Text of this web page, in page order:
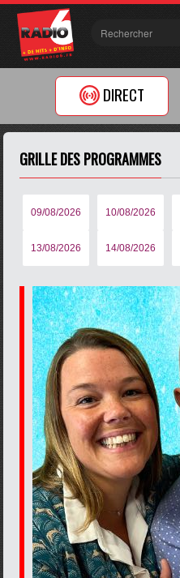
DIRECT
GRILLE DES PROGRAMMES
09/08/2026 10/08/2026
13/08/2026 14/08/2026